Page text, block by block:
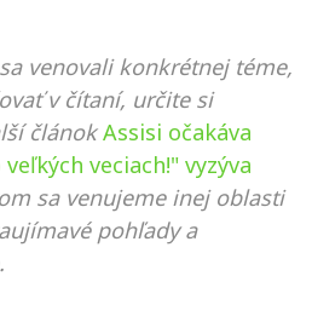
venovali konkrétnej téme,
v čítaní, určite si
článok Assisi očakáva
veciach!" vyzýva
sa venujeme inej oblasti
pohľady a